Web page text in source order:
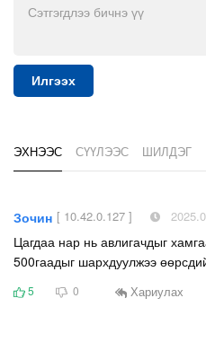
Илгээх
ЭХНЭЭС СҮҮЛЭЭС ШИЛДЭГ
Зочин [ 10.42.0.127 ]
Цагдаа нар нь авлигачдыг
500гаадыг шархдуулжээ
5 0 Хариулах